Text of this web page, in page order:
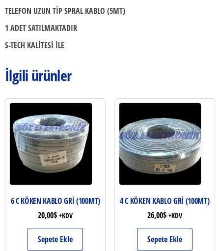
TELEFON UZUN TİP SPRAL KABLO (5MT)
1 ADET SATILMAKTADIR
S-TECH KALİTESİ İLE
İlgili ürünler
6 C KÖKEN KABLO GRİ (100MT)
20,00$ +KDV
Sepete Ekle
4 C KÖKEN KABLO GRİ (100MT)
26,00$ +KDV
Sepete Ekle